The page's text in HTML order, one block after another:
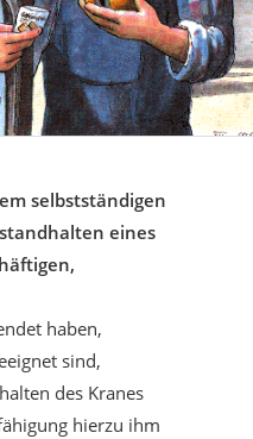
selbstständigen
eines
haben,
sind,
des Kranes
hierzu ihm